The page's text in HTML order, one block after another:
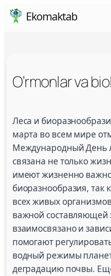
Skip Ekomaktab
O’rmonlar va
Леса и
марта во всем мире
Международный День
связана не только
имеют жизненно
биоразнообразия, так
всех живых
важной составляющей
взаимосвязано и
помогают
водный режимы
деградацию почвы.